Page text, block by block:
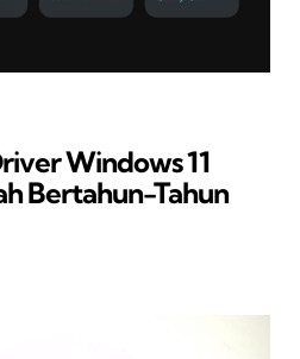
Windows 11
Bertahun-Tahun